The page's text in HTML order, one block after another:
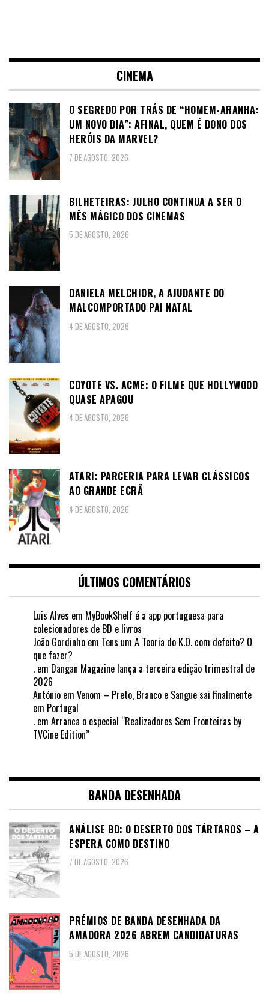
CINEMA
O SEGREDO POR TRÁS DE “HOMEM-ARANHA:
UM NOVO DIA”: AFINAL, QUEM É DONO DOS
HERÓIS DA MARVEL?
7 DE AGOSTO, 2026
BILHETEIRAS: JULHO CONTINUA A SER O
MÊS MÁGICO DOS CINEMAS
5 DE AGOSTO, 2026
DANIELA MELCHIOR, A AJUDANTE DO
MALCOMPORTADO PAI NATAL
4 DE AGOSTO, 2026
COYOTE VS. ACME: O FILME QUE HOLLYWOOD
QUASE APAGOU
4 DE AGOSTO, 2026
ATARI: PARCERIA PARA LEVAR CLÁSSICOS
AO GRANDE ECRÃ
4 DE AGOSTO, 2026
ÚLTIMOS COMENTÁRIOS
Luis Alves em MyBookShelf é a app portuguesa para
colecionadores de BD e livros
João Gordinho em Tens um A Teoria do K.O. com defeito? O
que fazer?
. em Dangan Magazine lança a terceira edição trimestral de
2026
António em Venom – Preto, Branco e Sangue sai finalmente
em Portugal
. em Arranca o especial “Realizadores Sem Fronteiras by
TVCine Edition”
BANDA DESENHADA
ANÁLISE BD: O DESERTO DOS TÁRTAROS – A
ESPERA COMO DESTINO
7 DE AGOSTO, 2026
PRÉMIOS DE BANDA DESENHADA DA
AMADORA 2026 ABREM CANDIDATURAS
5 DE AGOSTO, 2026